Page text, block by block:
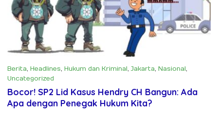
Berita, Headlines, Hukum dan Kriminal, Jakarta, Nasional,
Uncategorized
Juni 23, 2025
Bocor! SP2 Lid Kasus Hendry CH Bangun: Ada
Apa dengan Penegak Hukum Kita?